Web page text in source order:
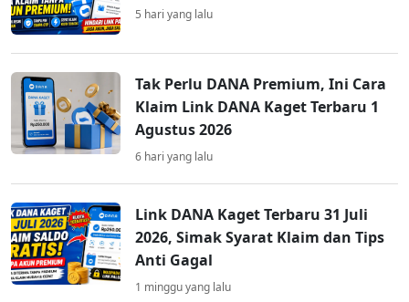
5 hari yang lalu
Tak Perlu DANA Premium, Ini Cara
Klaim Link DANA Kaget Terbaru 1
Agustus 2026
6 hari yang lalu
Link DANA Kaget Terbaru 31 Juli
2026, Simak Syarat Klaim dan Tips
Anti Gagal
1 minggu yang lalu